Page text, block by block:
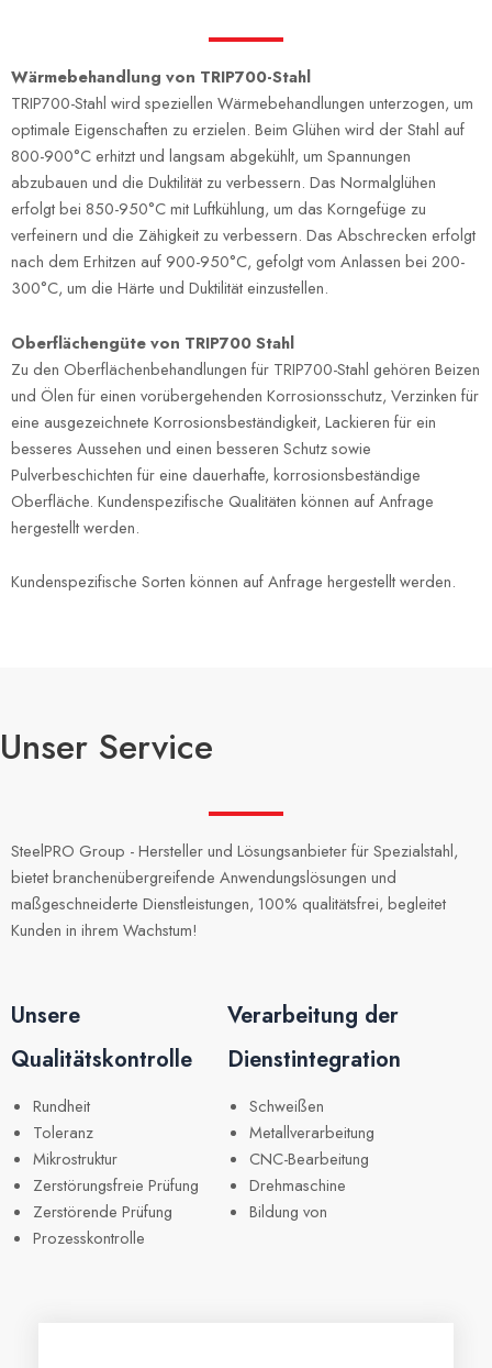
Wärmebehandlung von TRIP700-Stahl
TRIP700-Stahl wird speziellen Wärmebehandlungen unterzogen, um
optimale Eigenschaften zu erzielen. Beim Glühen wird der Stahl auf
800-900°C erhitzt und langsam abgekühlt, um Spannungen
abzubauen und die Duktilität zu verbessern. Das Normalglühen
erfolgt bei 850-950°C mit Luftkühlung, um das Korngefüge zu
verfeinern und die Zähigkeit zu verbessern. Das Abschrecken erfolgt
nach dem Erhitzen auf 900-950°C, gefolgt vom Anlassen bei 200-
300°C, um die Härte und Duktilität einzustellen.
Oberflächengüte von TRIP700 Stahl
Zu den Oberflächenbehandlungen für TRIP700-Stahl gehören Beizen
und Ölen für einen vorübergehenden Korrosionsschutz, Verzinken für
eine ausgezeichnete Korrosionsbeständigkeit, Lackieren für ein
besseres Aussehen und einen besseren Schutz sowie
Pulverbeschichten für eine dauerhafte, korrosionsbeständige
Oberfläche. Kundenspezifische Qualitäten können auf Anfrage
hergestellt werden.
Kundenspezifische Sorten können auf Anfrage hergestellt werden.
Unser Service
SteelPRO Group - Hersteller und Lösungsanbieter für Spezialstahl,
bietet branchenübergreifende Anwendungslösungen und
maßgeschneiderte Dienstleistungen, 100% qualitätsfrei, begleitet
Kunden in ihrem Wachstum!
Unsere
Qualitätskontrolle
Rundheit
Toleranz
Mikrostruktur
Zerstörungsfreie Prüfung
Zerstörende Prüfung
Prozesskontrolle
Verarbeitung der
Dienstintegration
Schweißen
Metallverarbeitung
CNC-Bearbeitung
Drehmaschine
Bildung von